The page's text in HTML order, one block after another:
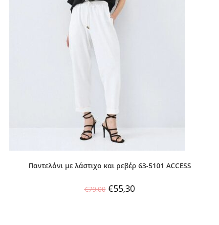
Παντελόνι με λάστιχο και ρεβέρ 63-5101 ACCESS
€79,00 €55,30